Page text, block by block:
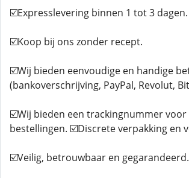
☑️Expresslevering binnen 1 tot 3 dagen.
☑️Koop bij ons zonder recept.
☑️Wij bieden eenvoudige en handige
(bankoverschrijving, PayPal, Revolut,
☑️Wij bieden een trackingnummer voor
bestellingen. ☑️Discrete verpakking en
☑️Veilig, betrouwbaar en gegarandeerd.